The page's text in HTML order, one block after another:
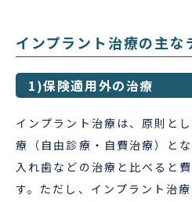
インプラント治療の主な
1)保険適用外の治療
インプラント治療は、原則と
療（自由診療・自費治療）と
入れ歯などの治療と比べると
す。ただし、インプラント治